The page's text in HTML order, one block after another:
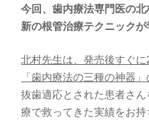
今回、歯内療法専門医の
新の根管治療テクニックが
北村先生は、発売後すぐ
「歯内療法の三種の神器
抜歯適応とされた患者さ
療で救ってきた実績をお持